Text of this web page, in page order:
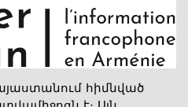
հիմնված